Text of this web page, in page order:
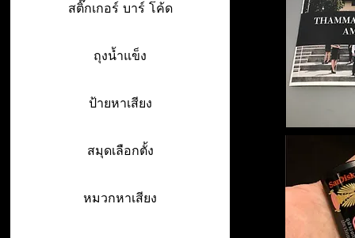
สติ๊กเกอร์ บาร์ โค้ด
ถุงน้ำแข็ง
ป้ายหาเสียง
สมุดเลือกตั้ง
หมวกหาเสียง